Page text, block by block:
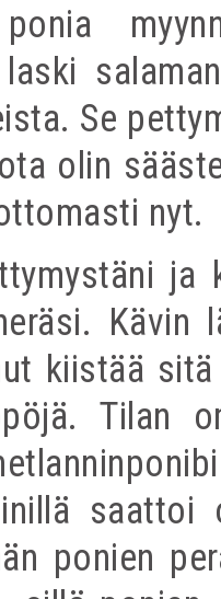
ponia
Se
olin
nyt.
ja
kiistää
Tilan
ponien